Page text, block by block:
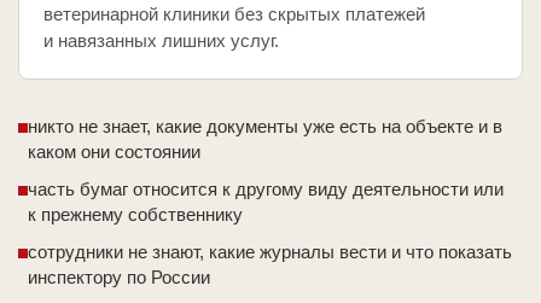
ветеринарной клиники без скрытых платежей
и навязанных лишних услуг.
никто не знает, какие документы уже есть на объекте и в
каком они состоянии
часть бумаг относится к другому виду деятельности или
к прежнему собственнику
сотрудники не знают, какие журналы вести и что показать
инспектору по России